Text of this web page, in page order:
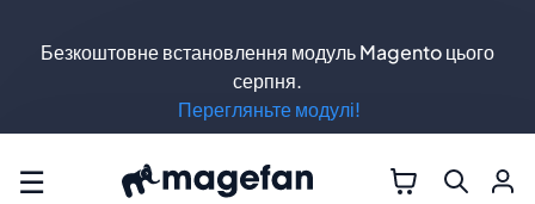
☰
Безкоштовне встановлення модуль Magento цього
серпня.
Перегляньте модулі!